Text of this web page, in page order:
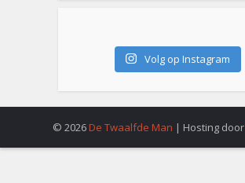
Volg op Instagram
© 2026 De Twaalfde Man | Hosting door